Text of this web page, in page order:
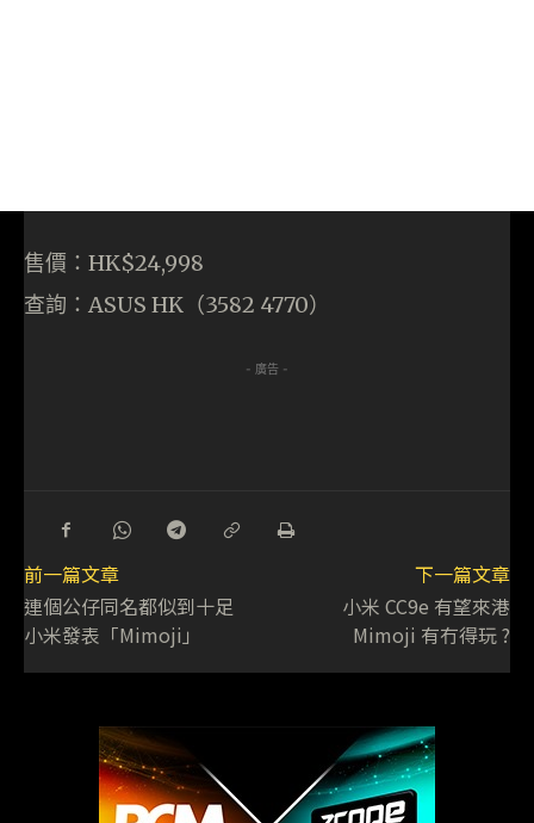
售價：HK$24,998
查詢：ASUS HK（3582 4770）
- 廣告 -
前一篇文章
連個公仔同名都似到十足
小米發表「Mimoji」
下一篇文章
小米 CC9e 有望來港
Mimoji 有冇得玩 ?